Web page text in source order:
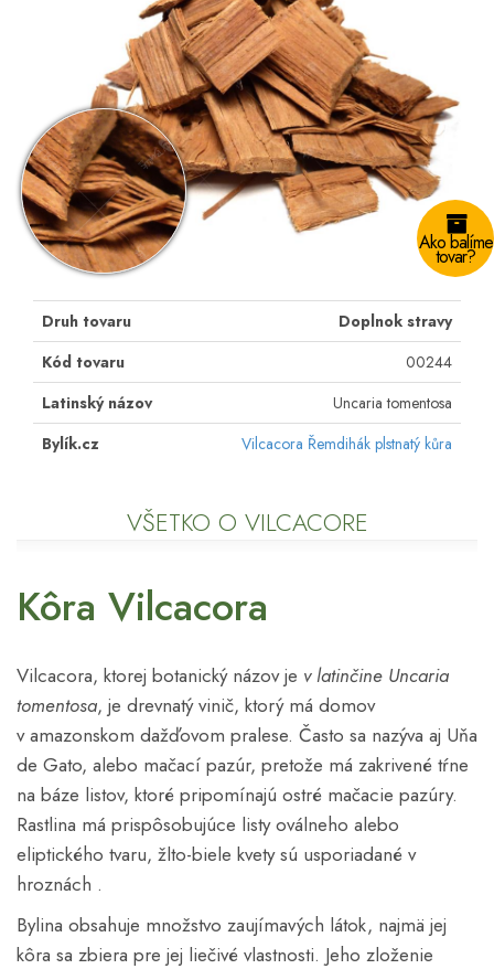
Ako balíme
tovar?
Druh tovaru
Doplnok stravy
Kód tovaru
00244
Latinský názov
Uncaria tomentosa
Bylík.cz
Vilcacora Řemdihák plstnatý kůra
VŠETKO O VILCACORE
Kôra Vilcacora
Vilcacora, ktorej botanický názov je v latinčine Uncaria
tomentosa, je drevnatý vinič, ktorý má domov
v amazonskom dažďovom pralese. Často sa nazýva aj Uňa
de Gato, alebo mačací pazúr, pretože má zakrivené tŕne
na báze listov, ktoré pripomínajú ostré mačacie pazúry.
Rastlina má prispôsobujúce listy oválneho alebo
eliptického tvaru, žlto-biele kvety sú usporiadané v
hroznách .
Bylina obsahuje množstvo zaujímavých látok, najmä jej
kôra sa zbiera pre jej liečivé vlastnosti. Jeho zloženie